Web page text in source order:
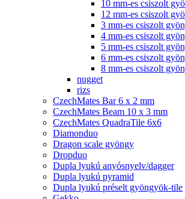
10 mm-es csiszolt
12 mm-es csiszolt
3 mm-es csiszolt
4 mm-es csiszolt
5 mm-es csiszolt
6 mm-es csiszolt
8 mm-es csiszolt
nugget
rizs
CzechMates Bar 6 x 2 mm
CzechMates Beam 10 x 3 mm
CzechMates QuadraTile 6x6
Diamonduo
Dragon scale gyöngy
Dropduo
Dupla lyukú anyósnyelv/dagger
Dupla lyukú pyramid
Dupla lyukú préselt gyöngyök-tile